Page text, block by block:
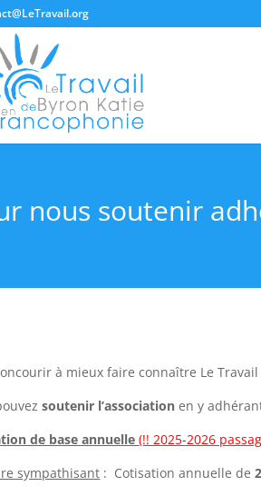
nous soutenir
à mieux faire connaître Le
soutenir l’association en y
de base annuelle(!! 2025-2026
sympathisant : Cotisation annuelle de